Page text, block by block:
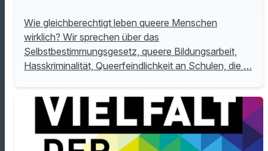
Wie gleichberechtigt leben queere Menschen
wirklich? Wir sprechen über das
Selbstbestimmungsgesetz, queere Bildungsarbeit,
Hasskriminalität, Queerfeindlichkeit an Schulen, die …